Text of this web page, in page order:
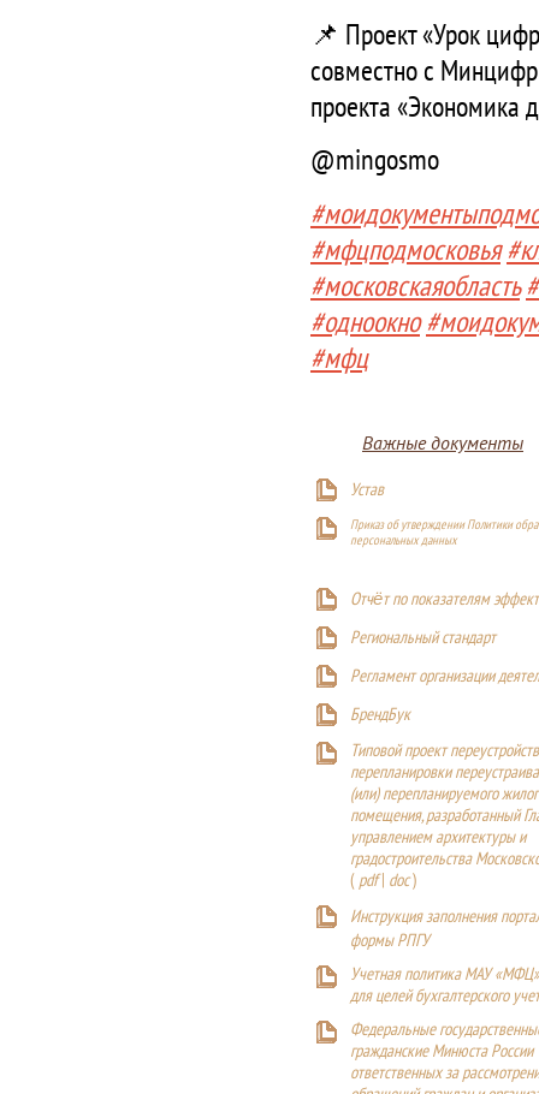
📌 Проект «Урок
совместно с
проекта «Экономика
@mingosmo
#мфцподмосковья
#московскаяобласть
#одноокно
#мфц
Важные документы
Устав
Приказ об утверждении Политики
персональных данных
Отчёт по показателям
Региональный стандарт
Регламент организации
БрендБук
Типовой проект
перепланировки
(или) перепланируемого
помещения, разработанный
управлением архитектуры и
градостроительства
(pdf| doc)
Инструкция заполнения
формы РПГУ
Учетная политика МАУ
для целей бухгалтерского
Федеральные
гражданские Минюста России
ответственных за